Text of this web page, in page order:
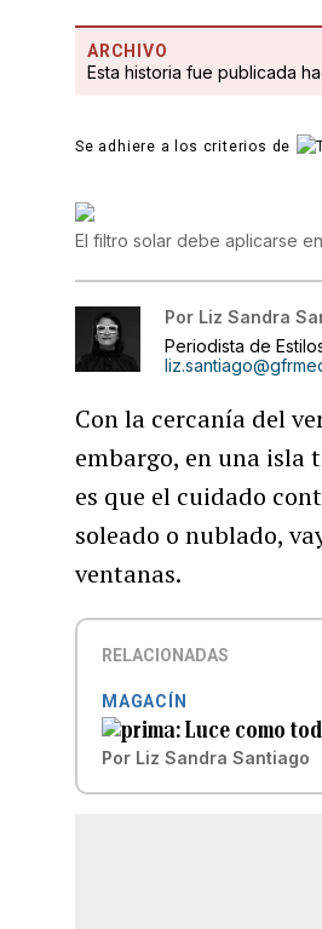
ARCHIVO
Esta historia fue publicada
Se adhiere a los criterios de
El filtro solar debe aplicarse
Por Liz Sandra
Periodista de
Con la cercanía del
embargo, en una isla
es que el cuidado
soleado o nublado,
ventanas.
RELACIONADAS
MAGACÍN
Luce como
Por Liz Sandra Santiago